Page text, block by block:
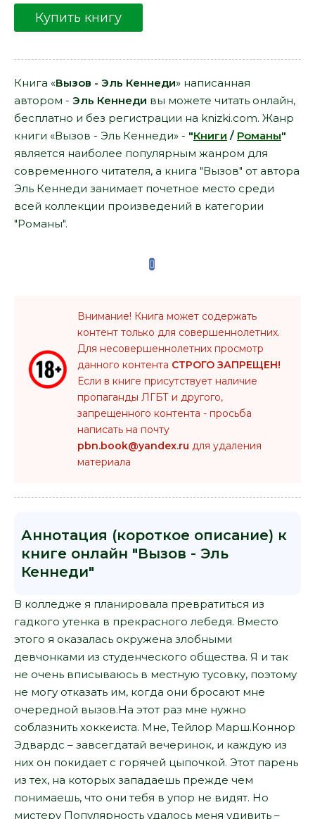
Купить книгу
Книга «Вызов - Эль Кеннеди» написанная
автором - Эль Кеннеди вы можете читать онлайн,
бесплатно и без регистрации на knizki.com. Жанр
книги «Вызов - Эль Кеннеди» - "Книги / Романы"
является наиболее популярным жанром для
современного читателя, а книга "Вызов" от автора
Эль Кеннеди занимает почетное место среди
всей коллекции произведений в категории
"Романы".
Внимание! Книга может содержать
контент только для совершеннолетних.
Для несовершеннолетних просмотр
данного контента СТРОГО ЗАПРЕЩЕН!
Если в книге присутствует наличие
пропаганды ЛГБТ и другого,
запрещенного контента - просьба
написать на почту
pbn.book@yandex.ru для удаления
материала
Аннотация (короткое описание) к
книге онлайн "Вызов - Эль
Кеннеди"
В колледже я планировала превратиться из
гадкого утенка в прекрасного лебедя. Вместо
этого я оказалась окружена злобными
девчонками из студенческого общества. Я и так
не очень вписываюсь в местную тусовку, поэтому
не могу отказать им, когда они бросают мне
очередной вызов.На этот раз мне нужно
соблазнить хоккеиста. Мне, Тейлор Марш.Коннор
Эдвардс – завсегдатай вечеринок, и каждую из
них он покидает с горячей цыпочкой. Этот парень
из тех, на которых западаешь прежде чем
понимаешь, что они тебя в упор не видят. Но
мистеру Популярность удалось меня удивить –